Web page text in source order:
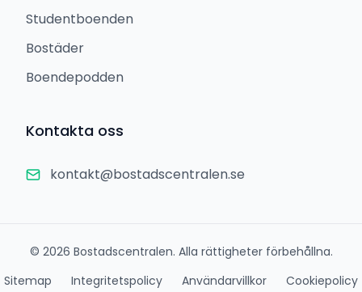
Studentboenden
Bostäder
Boendepodden
Kontakta oss
kontakt@bostadscentralen.se
© 2026 Bostadscentralen. Alla rättigheter förbehållna.
Sitemap
Integritetspolicy Användarvillkor Cookiepolicy